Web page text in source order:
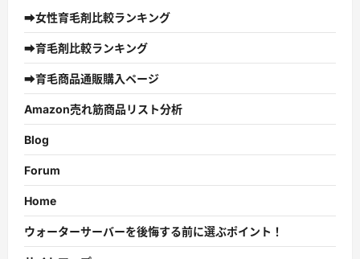
➡女性育毛剤比較ランキング
➡育毛剤比較ランキング
➡育毛商品通販購入ページ
Amazon売れ筋商品リスト分析
Blog
Forum
Home
ウォーターサーバーを後悔する前に選ぶポイント！